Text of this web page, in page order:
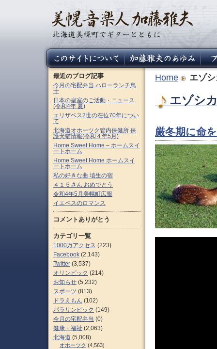
Home エゾ
エゾシ
厳冬期に命
最近のブログ記事
今月の宅配弁当 ハローランチ鳥
十
日本の皇室のご活動・ニュース
(令和4年 夏)
エリザベス2世の在位70年につい
て
北海道オホーツク管内保健所 保
護犬猫情報(令和４年5月)
Home Sweet Home – ホームスイ
ートホーム
Home Sweet Home ホームスイ
ートホーム
私の好きな曲 埴生の宿
４１５さん おめでとう
令和4年5月美幌町広報
イエペスのロマンス
コメントありがとう
カテゴリ一覧
1000万アクセス (223)
Facebook (2,143)
Twitter (3,537)
オリンピック (214)
お知らせ (5,232)
スポーツ (813)
ドラえもん (102)
パラリンピック (149)
今月の宅配弁当 (0)
健康・福祉 (2,063)
北海道 (5,008)
オホーツク (4,563)